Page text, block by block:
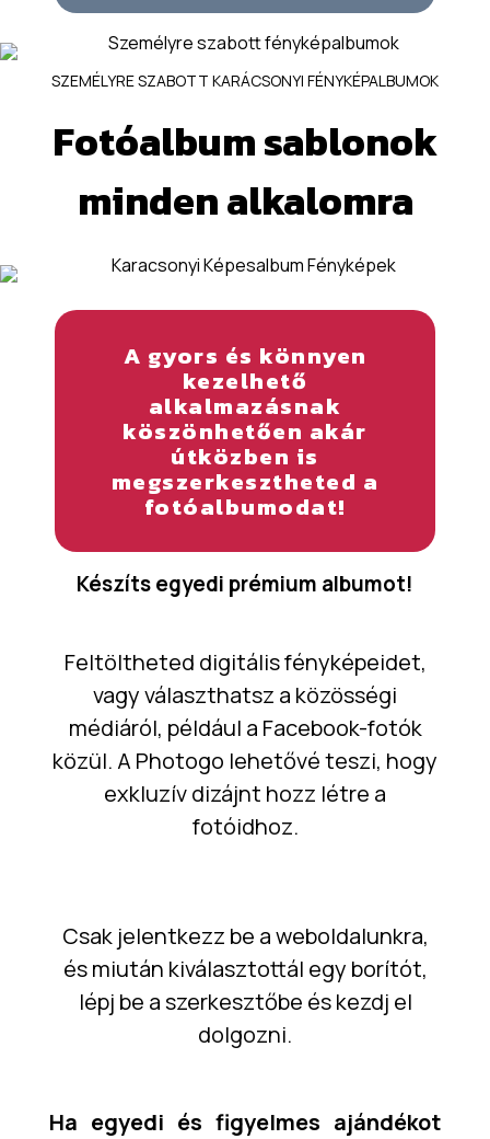
SZEMÉLYRE SZABOTT KARÁCSONYI FÉNYKÉPALBUMOK
Fotóalbum sablonok
minden alkalomra
A gyors és könnyen
kezelhető
alkalmazásnak
köszönhetően akár
útközben is
megszerkesztheted a
fotóalbumodat!
Készíts egyedi prémium albumot!
Feltöltheted digitális fényképeidet,
vagy választhatsz a közösségi
médiáról, például a Facebook-fotók
közül. A Photogo lehetővé teszi, hogy
exkluzív dizájnt hozz létre a
fotóidhoz.
Csak jelentkezz be a weboldalunkra,
és miután kiválasztottál egy borítót,
lépj be a szerkesztőbe és kezdj el
dolgozni.
Ha egyedi és figyelmes ajándékot